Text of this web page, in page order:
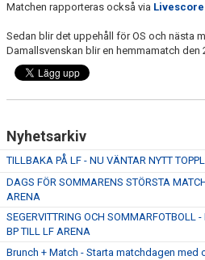
Matchen rapporteras också via Livescore
Sedan blir det uppehåll för OS och nästa
Damallsvenskan blir en hemmamatch den
Nyhetsarkiv
TILLBAKA PÅ LF - NU VÄNTAR NYTT
DAGS FÖR SOMMARENS STÖRSTA
ARENA
SEGERVITTRING OCH SOMMARFOTBOLL
BP TILL LF ARENA
Brunch + Match - Starta matchdagen med